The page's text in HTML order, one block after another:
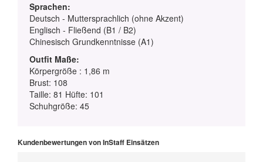
Sprachen:
Deutsch - Muttersprachlich (ohne Akzent)
Englisch - Fließend (B1 / B2)
Chinesisch Grundkenntnisse (A1)
Outfit Maße:
Körpergröße : 1,86 m
Brust: 108
Taille: 81 Hüfte: 101
Schuhgröße: 45
Kundenbewertungen von InStaff Einsätzen